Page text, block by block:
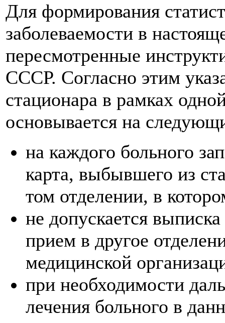
Для формирования
заболеваемости в
пересмотренные
СССР. Согласно этим
стационара в рамках
основывается на
на каждого больного
карта, выбывшего из
том отделении, в
не допускается
прием в другое
медицинской
при необходимости
лечения больного в